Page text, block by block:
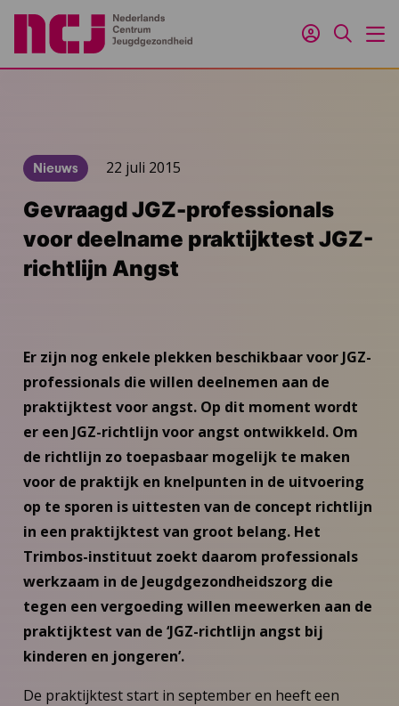
Inloggen
Zoeken
Nieuws 22 juli 2015
Gevraagd JGZ-professionals
voor deelname praktijktest JGZ-
richtlijn Angst
Er zijn nog enkele plekken beschikbaar voor JGZ-
professionals die willen deelnemen aan de
praktijktest voor angst. Op dit moment wordt
er een JGZ-richtlijn voor angst ontwikkeld. Om
de richtlijn zo toepasbaar mogelijk te maken
voor de praktijk en knelpunten in de uitvoering
op te sporen is uittesten van de concept richtlijn
in een praktijktest van groot belang. Het
Trimbos-instituut zoekt daarom professionals
werkzaam in de Jeugdgezondheidszorg die
tegen een vergoeding willen meewerken aan de
praktijktest van de ‘JGZ-richtlijn angst bij
kinderen en jongeren’.
De praktijktest start in september en heeft een